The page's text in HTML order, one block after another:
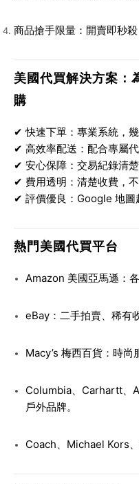
商品搶手限量 ：開賣即秒
美國代買解決方案
購
✔快速下單 ：專業系統，
✔ 高效率配送 ：配合專屬
✔ 安心保障 ：交易紀錄清
✔ 費用透明 ：清楚收費，
✔ 評價優良 ：Google 地圖
熱門美國代買平台
Amazon 美國亞馬遜 ：
eBay：二手拍賣、稀有
Macy’s 梅西百貨：時尚
Columbia、Carhartt、
戶外品牌。
Coach、Michael Kors